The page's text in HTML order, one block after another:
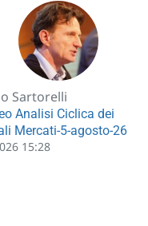
Sartorelli
Analisi Ciclica dei
Mercati-5-agosto-26
15:28